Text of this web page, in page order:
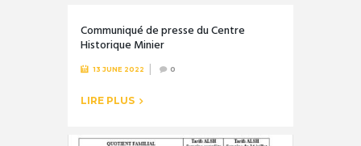
Communiqué de presse du Centre
Historique Minier
13 JUNE 2022 0
LIRE PLUS